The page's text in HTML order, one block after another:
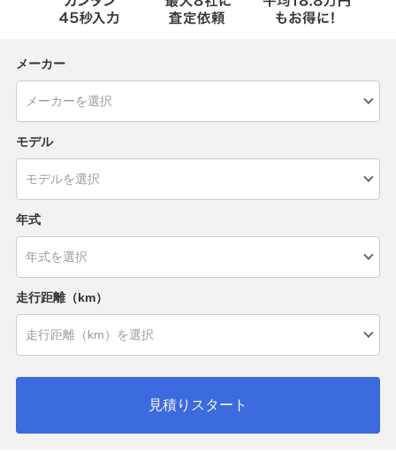
メーカー
モデル
年式
走行距離（km）
見積りスタート